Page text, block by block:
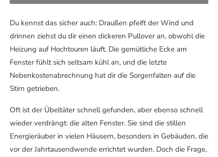
Du kennst das sicher auch: Draußen pfeift der Wind und
drinnen ziehst du dir einen dickeren Pullover an, obwohl die
Heizung auf Hochtouren läuft. Die gemütliche Ecke am
Fenster fühlt sich seltsam kühl an, und die letzte
Nebenkostenabrechnung hat dir die Sorgenfalten auf die
Stirn getrieben.
Oft ist der Übeltäter schnell gefunden, aber ebenso schnell
wieder verdrängt: die alten Fenster. Sie sind die stillen
Energieräuber in vielen Häusern, besonders in Gebäuden, die
vor der Jahrtausendwende errichtet wurden. Doch die Frage,